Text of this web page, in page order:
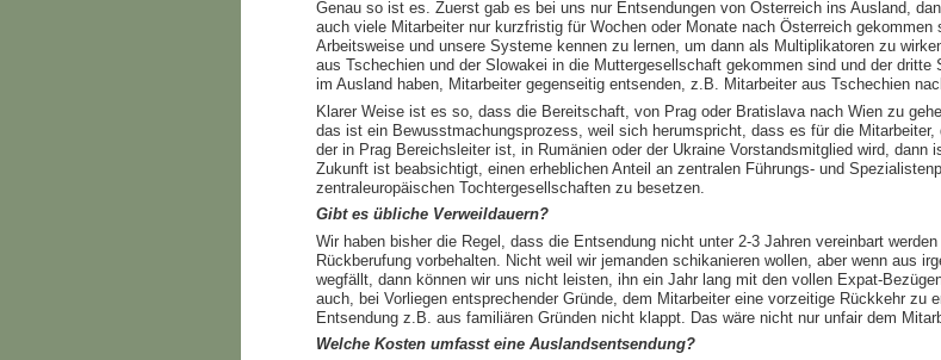
Genau so ist es. Zuerst gab es bei uns nur Entsendungen von Österreich ins Ausland,
auch viele Mitarbeiter nur kurzfristig für Wochen oder Monate nach Österreich
Arbeitsweise und unsere Systeme kennen zu lernen, um dann als Multiplikatoren zu
aus Tschechien und der Slowakei in die Muttergesellschaft gekommen sind und der
im Ausland haben, Mitarbeiter gegenseitig entsenden, z.B. Mitarbeiter aus Tschechien
Klarer Weise ist es so, dass die Bereitschaft, von Prag oder Bratislava nach Wien zu
das ist ein Bewusstmachungsprozess, weil sich herumspricht, dass es für die
der in Prag Bereichsleiter ist, in Rumänien oder der Ukraine Vorstandsmitglied wird,
Zukunft ist beabsichtigt, einen erheblichen Anteil an zentralen Führungs- und
zentraleuropäischen Tochtergesellschaften zu besetzen.
Gibt es übliche Verweildauern?
Wir haben bisher die Regel, dass die Entsendung nicht unter 2-3 Jahren vereinbart
Rückberufung vorbehalten. Nicht weil wir jemanden schikanieren wollen, aber wenn aus
wegfällt, dann können wir uns nicht leisten, ihn ein Jahr lang mit den vollen Expat-
auch, bei Vorliegen entsprechender Gründe, dem Mitarbeiter eine vorzeitige Rückkehr
Entsendung z.B. aus familiären Gründen nicht klappt. Das wäre nicht nur unfair dem
Welche Kosten umfasst eine Auslandsentsendung?